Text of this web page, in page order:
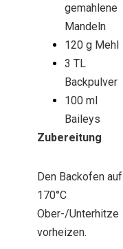
gemahlene
Mandeln
120 g Mehl
3 TL
Backpulver
100 ml
Baileys
Zubereitung
Den Backofen auf
170°C
Ober-/Unterhitze
vorheizen.